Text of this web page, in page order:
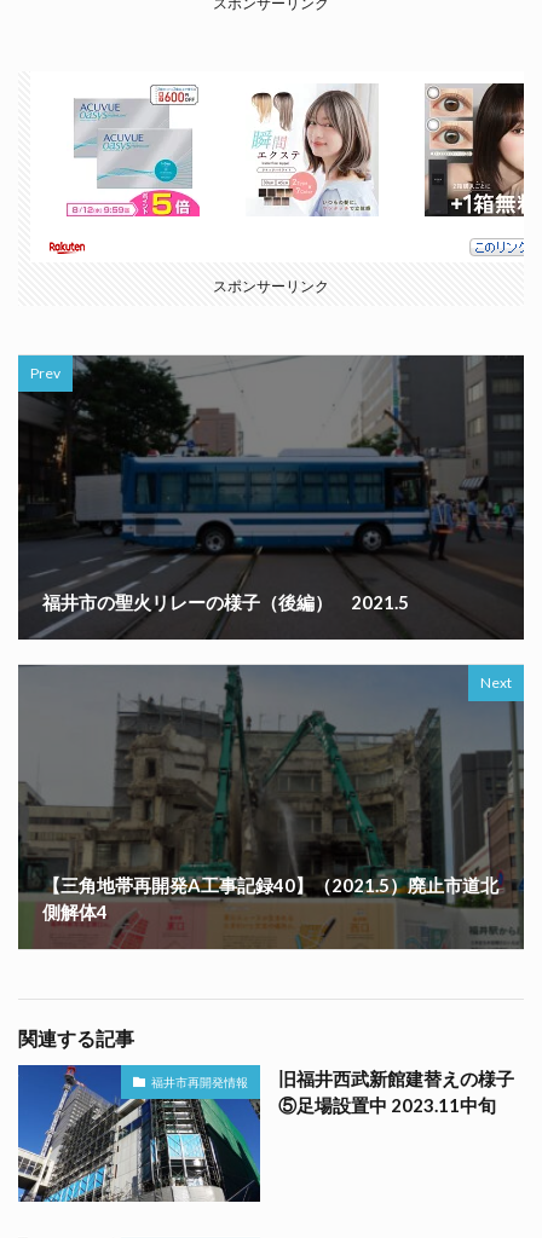
スポンサーリンク
Prev
福井市の聖火リレーの様子（後編） 2021.5
Next
【三角地帯再開発A工事記録40】（2021.5）廃止市道北
側解体4
関連する記事
福井市再開発情報
旧福井西武新館建替えの様子
⑤足場設置中 2023.11中旬